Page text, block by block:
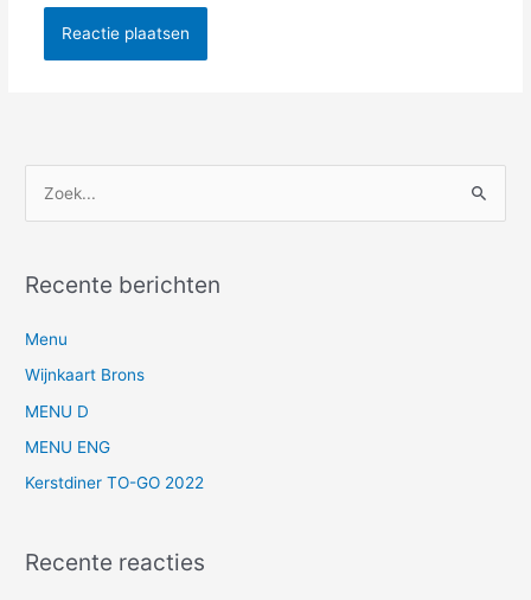
k
r
:
Recente berichten
Menu
Wijnkaart Brons
MENU D
MENU ENG
Kerstdiner TO-GO 2022
Recente reacties